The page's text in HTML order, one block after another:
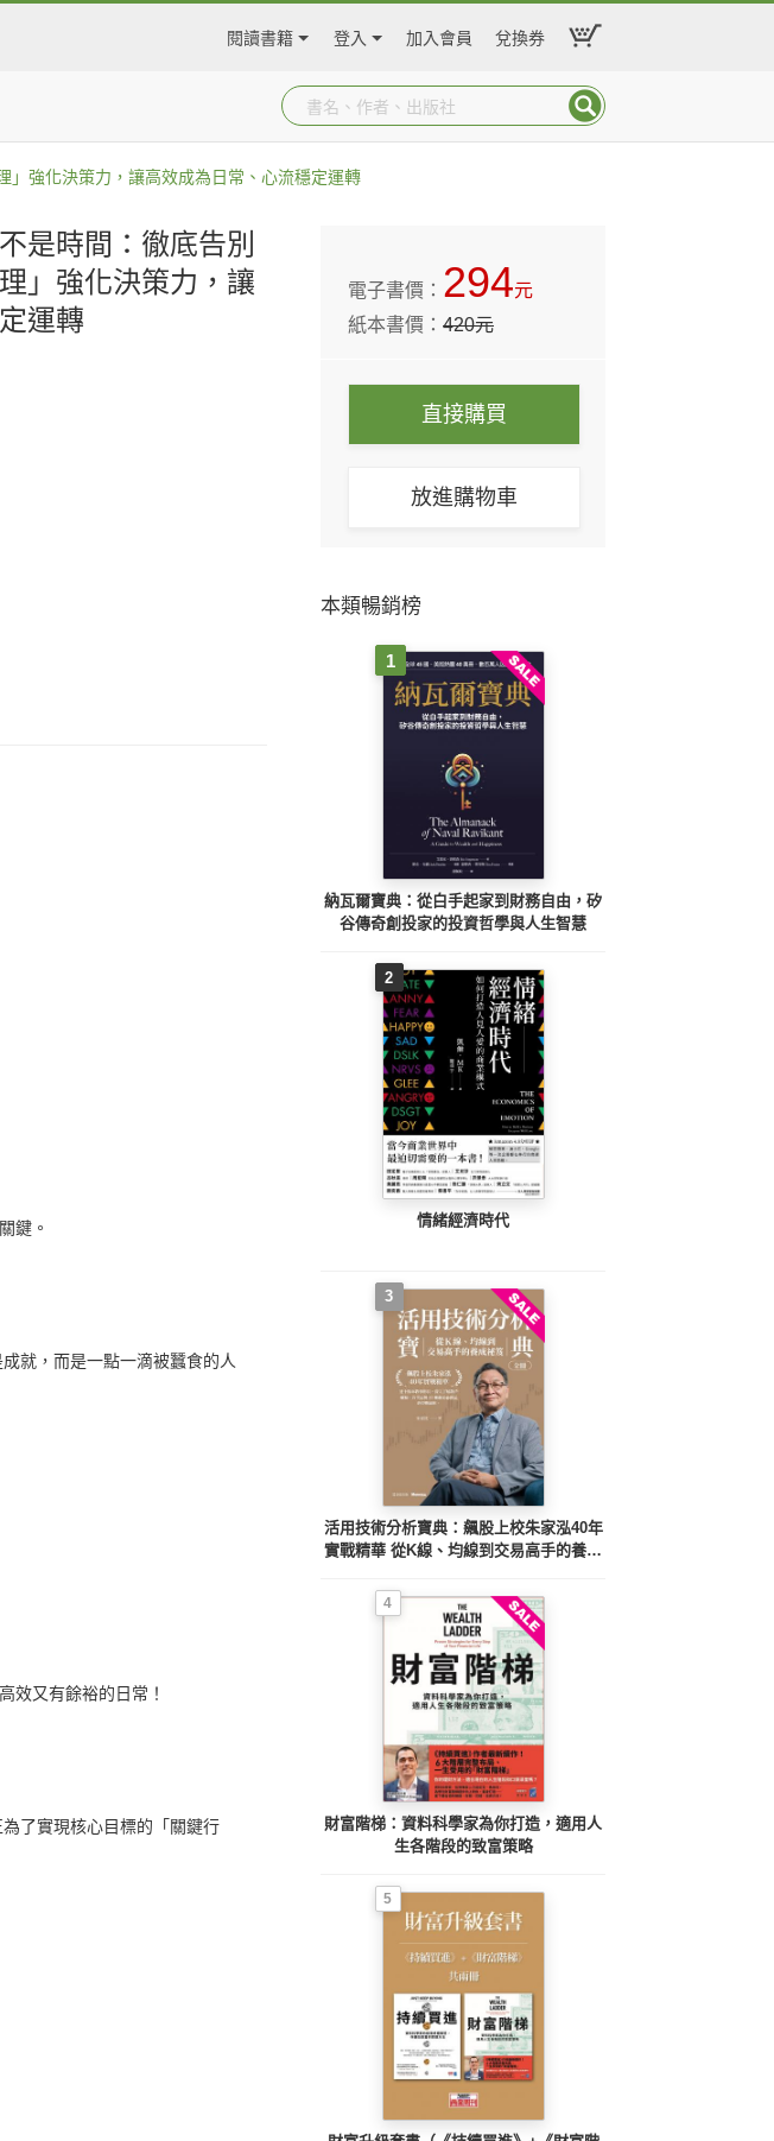
閱讀書籍 登入 加入會員 兌換券
」強化決策力，讓高效成為日常、心流穩定運轉
是時間：徹底告別
」強化決策力，讓
運轉
鍵。
就，而是一點一滴被蠶食的人
效又有餘裕的日常！
了實現核心目標的「關鍵行
電子書價： 294元
紙本書價：420元
直接購買
放進購物車
本類暢銷榜
1
納瓦爾寶典：從白手起家到財務自由，矽
谷傳奇創投家的投資哲學與人生智慧
2
情緒經濟時代
3
活用技術分析寶典：飆股上校朱家泓40年
實戰精華 從K線、均線到交易高手的養成
4
財富階梯：資料科學家為你打造，適用人
生各階段的致富策略
5